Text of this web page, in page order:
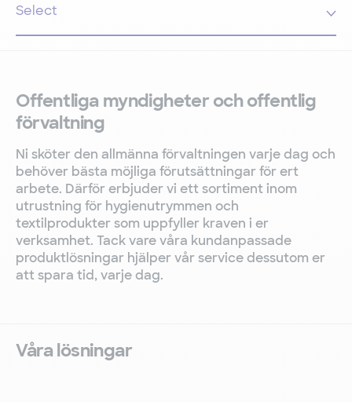
Offentliga myndigheter och offentlig
förvaltning
Ni sköter den allmänna förvaltningen varje dag och
behöver bästa möjliga förutsättningar för ert
arbete. Därför erbjuder vi ett sortiment inom
utrustning för hygienutrymmen och
textilprodukter som uppfyller kraven i er
verksamhet. Tack vare våra kundanpassade
produktlösningar hjälper vår service dessutom er
att spara tid, varje dag.
Våra lösningar